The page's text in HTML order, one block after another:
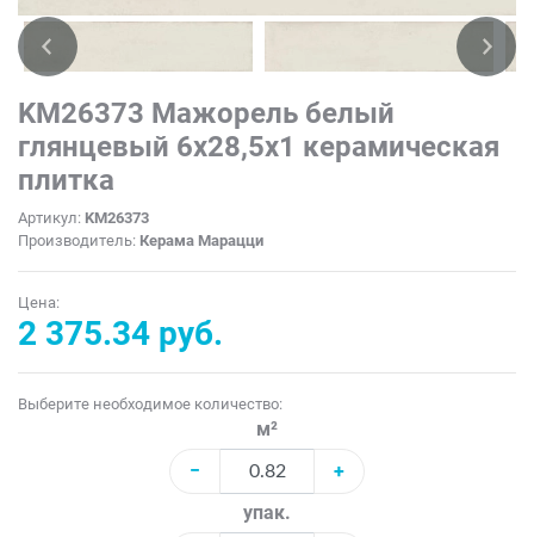
KM26373 Мажорель белый
глянцевый 6x28,5x1 керамическая
плитка
Артикул: KM26373
Производитель: Керама Марацци
Цена:
2 375.34 руб.
Выберите необходимое количество:
м²
−
+
упак.